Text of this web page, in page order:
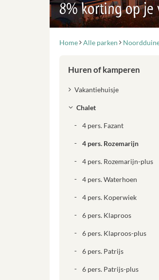
8% korting op je
Home Alle parken
Huren of kamperen
Vakantiehuisje
Chalet
4 pers. Fazant
4 pers. Rozemarijn
4 pers. Rozemarijn-plus
4 pers. Waterhoen
4 pers. Koperwiek
6 pers. Klaproos
6 pers. Klaproos-plus
6 pers. Patrijs
6 pers. Patrijs-plus